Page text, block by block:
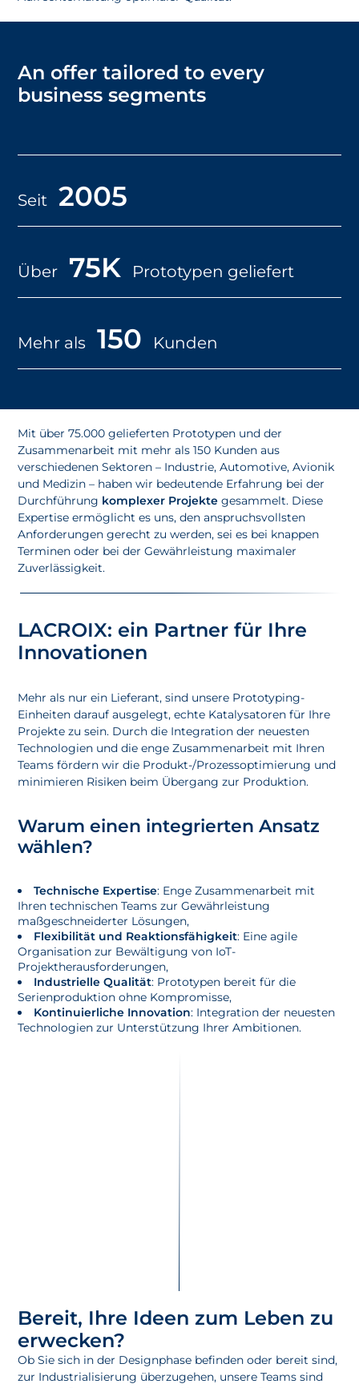
An offer tailored to every
business segments
Seit 2005
Über 75K Prototypen geliefert
Mehr als 150 Kunden
Mit über 75.000 gelieferten Prototypen und der
Zusammenarbeit mit mehr als 150 Kunden aus
verschiedenen Sektoren – Industrie, Automotive, Avionik
und Medizin – haben wir bedeutende Erfahrung bei der
Durchführung komplexer Projekte gesammelt. Diese
Expertise ermöglicht es uns, den anspruchsvollsten
Anforderungen gerecht zu werden, sei es bei knappen
Terminen oder bei der Gewährleistung maximaler
Zuverlässigkeit.
LACROIX: ein Partner für Ihre
Innovationen
Mehr als nur ein Lieferant, sind unsere Prototyping-
Einheiten darauf ausgelegt, echte Katalysatoren für Ihre
Projekte zu sein. Durch die Integration der neuesten
Technologien und die enge Zusammenarbeit mit Ihren
Teams fördern wir die Produkt-/Prozessoptimierung und
minimieren Risiken beim Übergang zur Produktion.
Warum einen integrierten Ansatz
wählen?
Technische Expertise: Enge Zusammenarbeit mit
Ihren technischen Teams zur Gewährleistung
maßgeschneiderter Lösungen,
Flexibilität und Reaktionsfähigkeit: Eine agile
Organisation zur Bewältigung von IoT-
Projektherausforderungen,
Industrielle Qualität: Prototypen bereit für die
Serienproduktion ohne Kompromisse,
Kontinuierliche Innovation: Integration der neuesten
Technologien zur Unterstützung Ihrer Ambitionen.
Bereit, Ihre Ideen zum Leben zu
erwecken?
Ob Sie sich in der Designphase befinden oder bereit sind,
zur Industrialisierung überzugehen, unsere Teams sind